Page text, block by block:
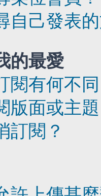
自己發表
的最愛
閱有何不
版面或主
訂閱？